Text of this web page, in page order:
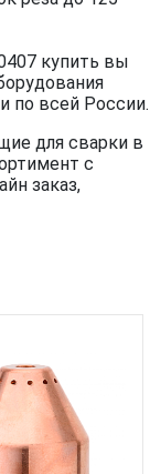
купить вы
по всей России.
для сварки в
с
заказ,